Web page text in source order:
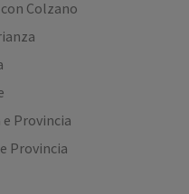
Colzano
Provincia
Provincia